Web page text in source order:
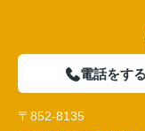
電話をする
〒852-8135